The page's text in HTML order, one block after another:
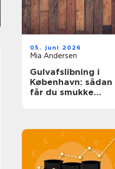
05. juni 2026
Mia Andersen
Gulvafslibning i
København: sådan
får du smukke